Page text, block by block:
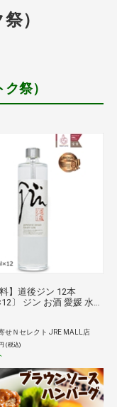
）
祭）
料】道後ジン 12本
〕 ジン お酒 愛媛 水口
せＮセレクト JRE MALL店
円 (税込)